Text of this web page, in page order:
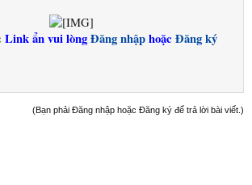
Link ẩn vui lòngĐăng nhậphoặc Đăng ký
(Bạn phải Đăng nhập hoặc Đăng ký để trả lời bài viết.)